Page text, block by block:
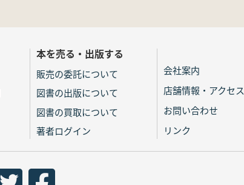
本を売る・出版する
販売の委託について
図書の出版について
図書の買取について
著者ログイン
会社案内
店舗情報・アクセス
お問い合わせ
リンク